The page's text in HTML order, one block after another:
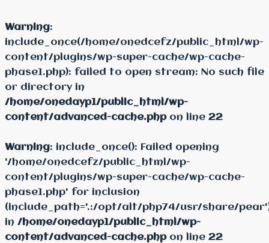
Warning:
include_once(/home/onedcefz/public_html/wp-
content/plugins/wp-super-cache/wp-cache-
phase1.php): failed to open stream: No such file
or directory in
/home/onedayp1/public_html/wp-
content/advanced-cache.phpon line 22
Warning: include_once(): Failed opening
'/home/onedcefz/public_html/wp-
content/plugins/wp-super-cache/wp-cache-
phase1.php' for inclusion
(include_path='.:/opt/alt/php74/usr/share/
in /home/onedayp1/public_html/wp-
content/advanced-cache.phpon line 22